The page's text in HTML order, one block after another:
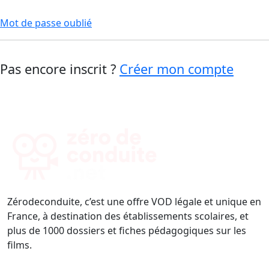
Mot de passe oublié
Pas encore inscrit ? Créer mon compte
Zérodeconduite, c’est une offre VOD légale et unique en
France, à destination des établissements scolaires, et
plus de 1000 dossiers et fiches pédagogiques sur les
films.